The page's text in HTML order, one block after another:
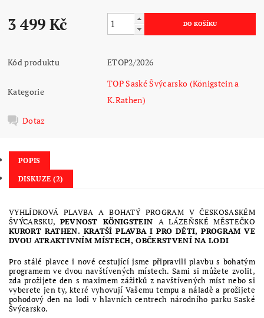
3 499 Kč
Kód produktu ETOP2/2026
Kategorie
TOP Saské Švýcarsko (Königstein a
K.Rathen)
Dotaz
POPIS
DISKUZE (2)
VYHLÍDKOVÁ PLAVBA A BOHATÝ PROGRAM V ČESKOSASKÉM
ŠVÝCARSKU, PEVNOST KÖNIGSTEIN A LÁZEŇSKÉ MĚSTEČKO
KURORT RATHEN. KRATŠÍ PLAVBA I PRO DĚTI, PROGRAM VE
DVOU ATRAKTIVNÍM MÍSTECH, OBČERSTVENÍ NA LODI
Pro stálé plavce i nové cestující jsme připravili plavbu s bohatým
programem ve dvou navštívených místech. Sami si můžete zvolit,
zda prožijete den s maximem zážitků z navštívených míst nebo si
vyberete jen ty, které vyhovují Vašemu tempu a náladě a prožijete
pohodový den na lodi v hlavních centrech národního parku Saské
Švýcarsko.